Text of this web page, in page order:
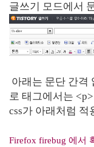
글쓰기 모드에서
아래는 문단 간격
로 태그에서는
css가 아래처럼 적
Firefox firebug 에서